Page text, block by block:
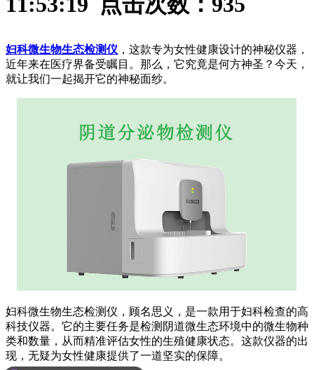
妇科微生物生态检测仪 ，这款专为女性健康设计的神秘仪器，
近年来在医疗界备受瞩目。那么，它究竟是何方神圣？今天，
就让我们一起揭开它的神秘面纱。
妇科微生物生态检测仪，顾名思义，是一款用于妇科检查的高
科技仪器。它的主要任务是检测阴道微生态环境中的微生物种
类和数量，从而精准评估女性的生殖健康状态。这款仪器的出
现，无疑为女性健康提供了一道坚实的保障。